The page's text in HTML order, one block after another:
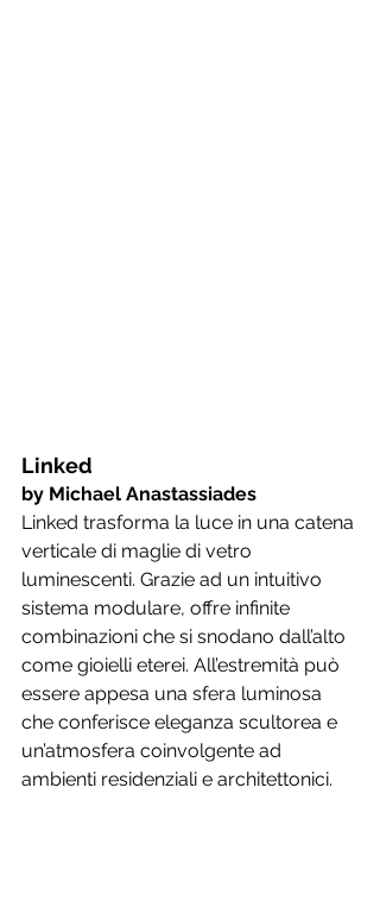
Linked
by Michael Anastassiades
Linked trasforma la luce in una catena
verticale di maglie di vetro
luminescenti. Grazie ad un intuitivo
sistema modulare, offre infinite
combinazioni che si snodano dall’alto
come gioielli eterei. All’estremità può
essere appesa una sfera luminosa
che conferisce eleganza scultorea e
un’atmosfera coinvolgente ad
ambienti residenziali e architettonici.